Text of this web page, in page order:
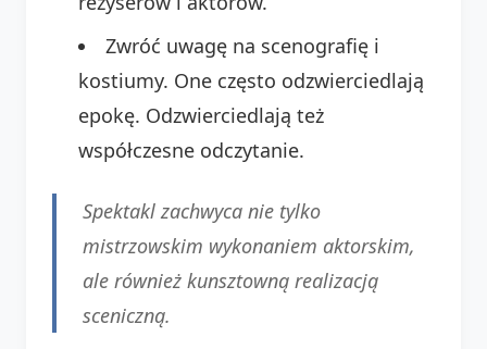
Zwróć uwagę na scenografię i
kostiumy. One często odzwierciedlają
epokę. Odzwierciedlają też
współczesne odczytanie.
Spektakl zachwyca nie tylko
mistrzowskim wykonaniem aktorskim,
ale również kunsztowną realizacją
sceniczną.